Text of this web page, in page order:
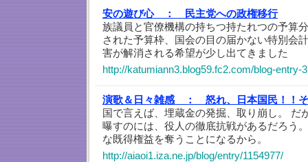
安の遊び心 ：
民主党への政権移行
族議員と官僚機構の持ちつ持たれつの予算
された予算枠、国会の目の届かない特別会
害が解消される希望が少し出てきました
http://katumiann3.blog59.fc2.com/blog-entry-
演歌＆日々雑感 ：
怒れ、日本国民！！
国で言えば、埋蔵金の発掘、取り崩し。 だ
曝すのには、役人の徹底抗戦があるだろう
な既得権益を奪うことになるから。
http://aiaoi1.iza.ne.jp/blog/entry/1154977/